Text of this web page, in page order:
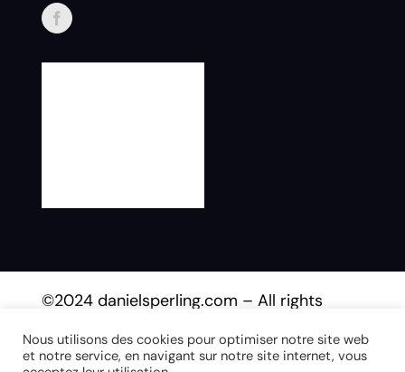
©2024 danielsperling.com – All rights
Nous utilisons des cookies pour optimiser notre site web
et notre service, en navigant sur notre site internet, vous